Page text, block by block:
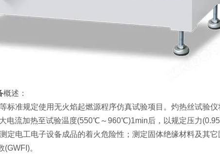
概述：
标准规定使用无火焰起燃源程序仿真试验项目。灼热丝试验
电流加热至试验温度(550℃～960℃)1min后，以规定压力
定电工电子设备成品的着火危险性；测定固体绝缘材料及其
。